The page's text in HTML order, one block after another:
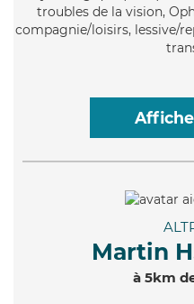
troubles de la vision,
compagnie/loisirs, lessive/
Martin
à 5km